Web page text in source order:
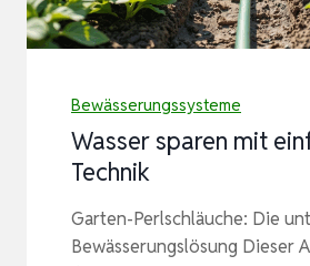
Bewässerungssysteme
Wasser sparen mit
Technik
Garten-Perlschläuche: Die
Bewässerungslösung Dieser